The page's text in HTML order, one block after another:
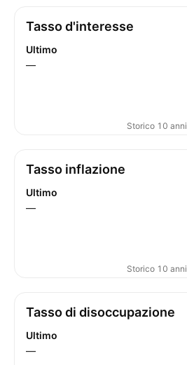
Tasso d'interesse
Ultimo
—
Storico 10 anni
Tasso inflazione
Ultimo
—
Storico 10 anni
Tasso di disoccupazione
Ultimo
—